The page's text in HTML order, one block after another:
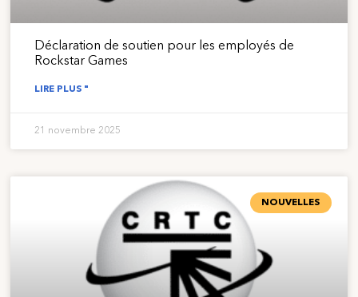
Déclaration de soutien pour les employés de
Rockstar Games
LIRE PLUS "
21 novembre 2025
NOUVELLES